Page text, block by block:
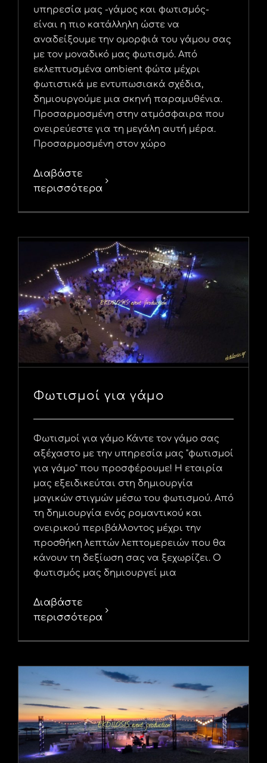
υπηρεσία μας -γάμος και φωτισμός-
είναι η πιο κατάλληλη ώστε να
αναδείξουμε την ομορφιά του γάμου σας
με τον μοναδικό μας φωτισμό. Από
εκλεπτυσμένα ambient φώτα μέχρι
φωτιστικά με εντυπωσιακά σχέδια,
δημιουργούμε μια σκηνή παραμυθένια.
Προσαρμοσμένη στην ατμόσφαιρα που
ονειρεύεστε για τη μεγάλη αυτή μέρα.
Προσαρμοσμένη στον χώρο
Διαβάστε
περισσότερα
Φωτισμοί για γάμο
Φωτισμοί για γάμο Κάντε τον γάμο σας
αξέχαστο με την υπηρεσία μας "φωτισμοί
για γάμο" που προσφέρουμε! Η εταιρία
μας εξειδικεύται στη δημιουργία
μαγικών στιγμών μέσω του φωτισμού. Από
τη δημιουργία ενός ρομαντικού και
ονειρικού περιβάλλοντος μέχρι την
προσθήκη λεπτών λεπτομερειών που θα
κάνουν τη δεξίωση σας να ξεχωρίζει. Ο
φωτισμός μας δημιουργεί μια
Διαβάστε
περισσότερα